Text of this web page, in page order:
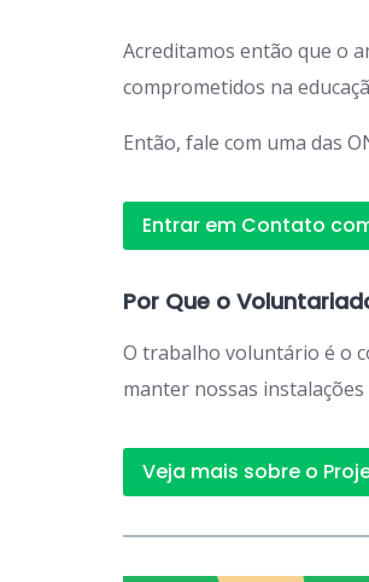
Acreditamos então que o
comprometidos na
Então, fale com uma das
Entrar em Contato
Por Que o
O trabalho voluntário é o
manter nossas
Veja mais sobre o